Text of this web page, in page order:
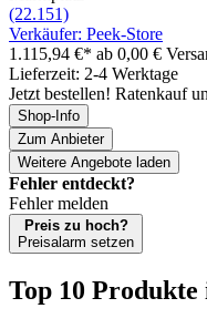
(22.151)
Verkäufer: Peek-Store
1.115,94 €* ab 0,00 €
Lieferzeit: 2-4 Werktage
Jetzt bestellen! Ratenkauf
Shop-Info
Zum Anbieter
Weitere Angebote laden
Fehler entdeckt?
Fehler melden
Preis zu hoch?
Preisalarm setzen
Top 10 Produkte